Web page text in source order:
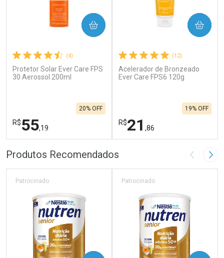
(4)
Protetor Solar Ever Care FPS
30 Aerossol 200ml
R$55,19
20% OFF
COMPRAR
FECHAR
Laboratório
FECHAR
Por Menos
(12)
Acelerador de Bronzeado
Ever Care FPS6 120g
R$21 ,86
19% OFF
COMPRAR
Laboratório
Por Menos
Produtos Recomendados Imagem
Patrocinado Patrocinado